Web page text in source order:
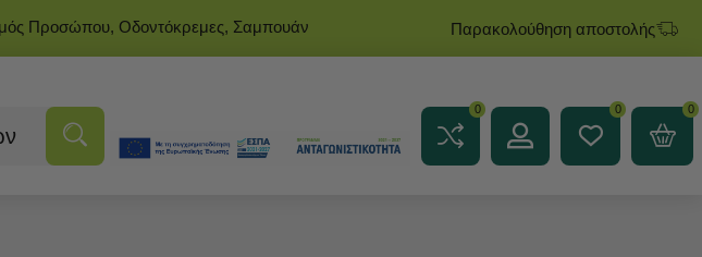
Προσώπου, Οδοντόκρεμες, Σαμπουάν Παρακολούθηση αποστολής
0 0 0